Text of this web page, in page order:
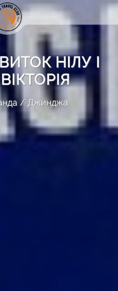
НІЛУ І
Джинджа